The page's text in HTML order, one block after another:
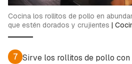
Cocina los rollitos de pollo en
que estén dorados y crujientes |
7 Sirve los rollitos de pollo con